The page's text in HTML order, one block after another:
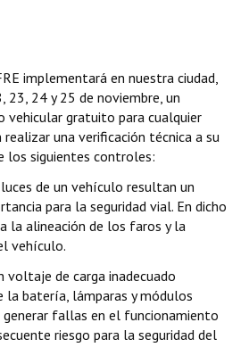
implementará en nuestra ciudad,
23, 24 y 25 de noviembre, un
vehicular gratuito para cualquier
realizar una verificación técnica a su
los siguientes controles:
de un vehículo resultan un
para la seguridad vial. En dicho
la alineación de los faros y la
vehículo.
voltaje de carga inadecuado
la batería, lámparas y módulos
generar fallas en el funcionamiento
riesgo para la seguridad del